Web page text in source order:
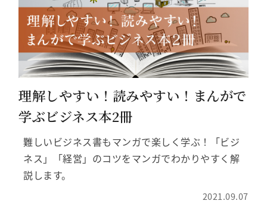
理解しやすい！読みやすい！まんがで
学ぶビジネス本2冊
難しいビジネス書もマンガで楽しく学ぶ！「ビジ
ネス」「経営」のコツをマンガでわかりやすく解
説します。
2021.09.07